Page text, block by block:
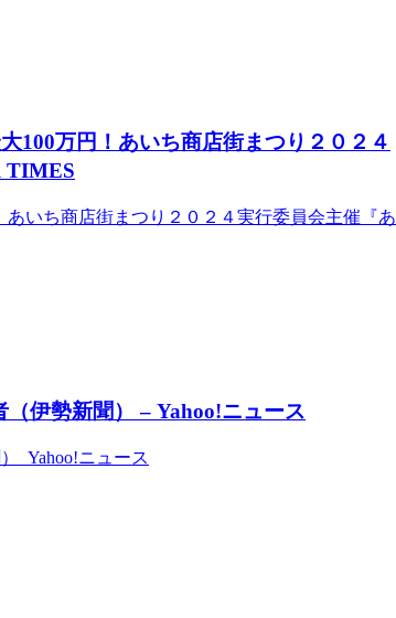
100万円！あいち商店街まつり２０２４
TIMES
あいち商店街まつり２０２４実行委員会主催『あ
伊勢新聞） – Yahoo!ニュース
Yahoo!ニュース